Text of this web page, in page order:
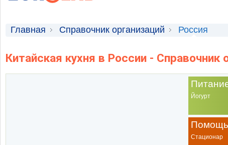
Главная Справочник организаций Россия
Китайская кухня в России - Справочник
Йогурт
Стационар